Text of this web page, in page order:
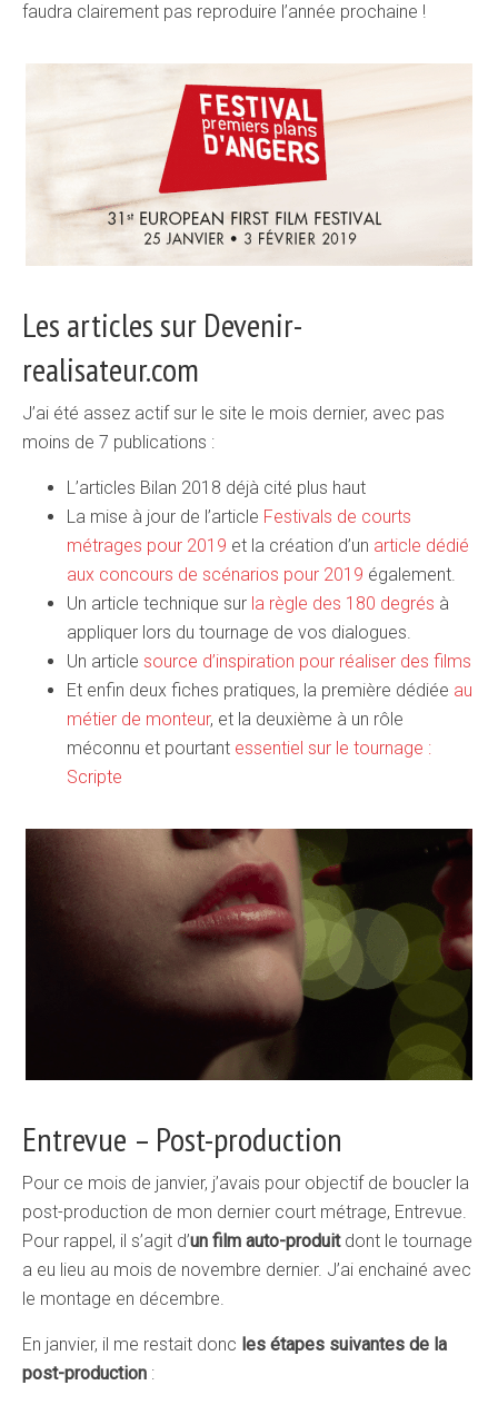
faudra clairement pas reproduire l’année prochaine !
Les articles sur Devenir-
realisateur.com
J’ai été assez actif sur le site le mois dernier, avec pas
moins de 7 publications :
L’articles Bilan 2018 déjà cité plus haut
La mise à jour de l’article Festivals de courts
métrages pour 2019 et la création d’un article dédié
aux concours de scénarios pour 2019 également.
Un article technique sur la règle des 180 degrés à
appliquer lors du tournage de vos dialogues.
Un article source d’inspiration pour réaliser des films
Et enfin deux fiches pratiques, la première dédiée au
métier de monteur, et la deuxième à un rôle
méconnu et pourtant essentiel sur le tournage :
Scripte
Entrevue – Post-production
Pour ce mois de janvier, j’avais pour objectif de boucler la
post-production de mon dernier court métrage, Entrevue.
Pour rappel, il s’agit d’un film auto-produitdont le tournage
a eu lieu au mois de novembre dernier. J’ai enchainé avec
le montage en décembre.
En janvier, il me restait donc les étapes suivantes de la
post-production :